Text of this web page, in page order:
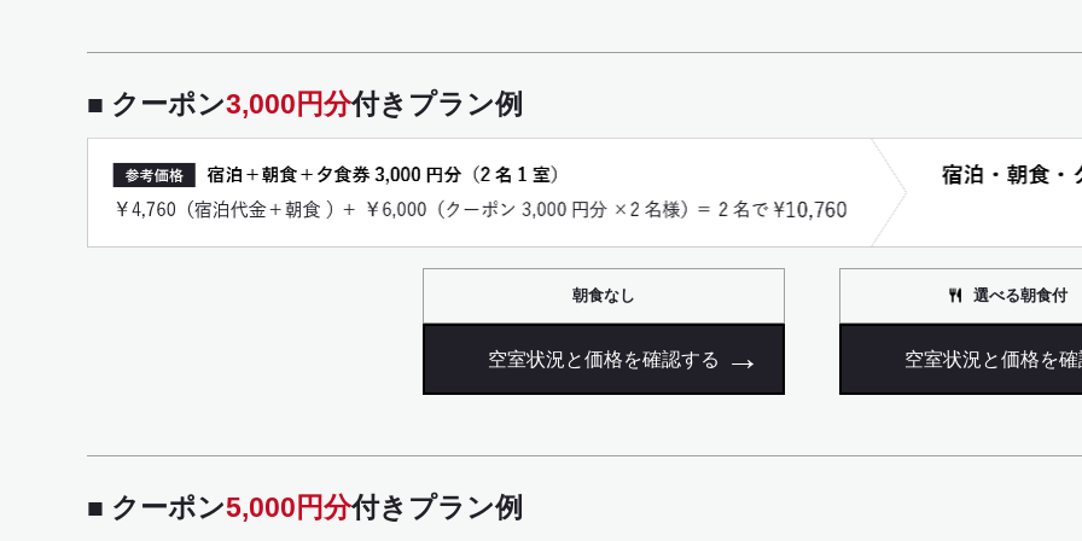
■ クーポン3,000円分付きプラン例
朝食なし
空室状況と価格を確認する
選べる朝食付
空室状況と価格を
■ クーポン5,000円分付きプラン例